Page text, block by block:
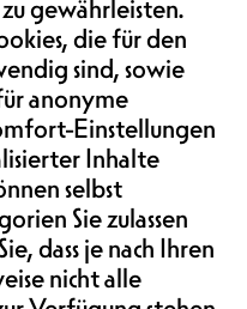
20H30,
20.-,
23.-
JUCKER
gewährleisten.
die für den
sind, sowie
anonyme
Einstellungen
Inhalte
selbst
Sie zulassen
dass je nach Ihren
nicht alle